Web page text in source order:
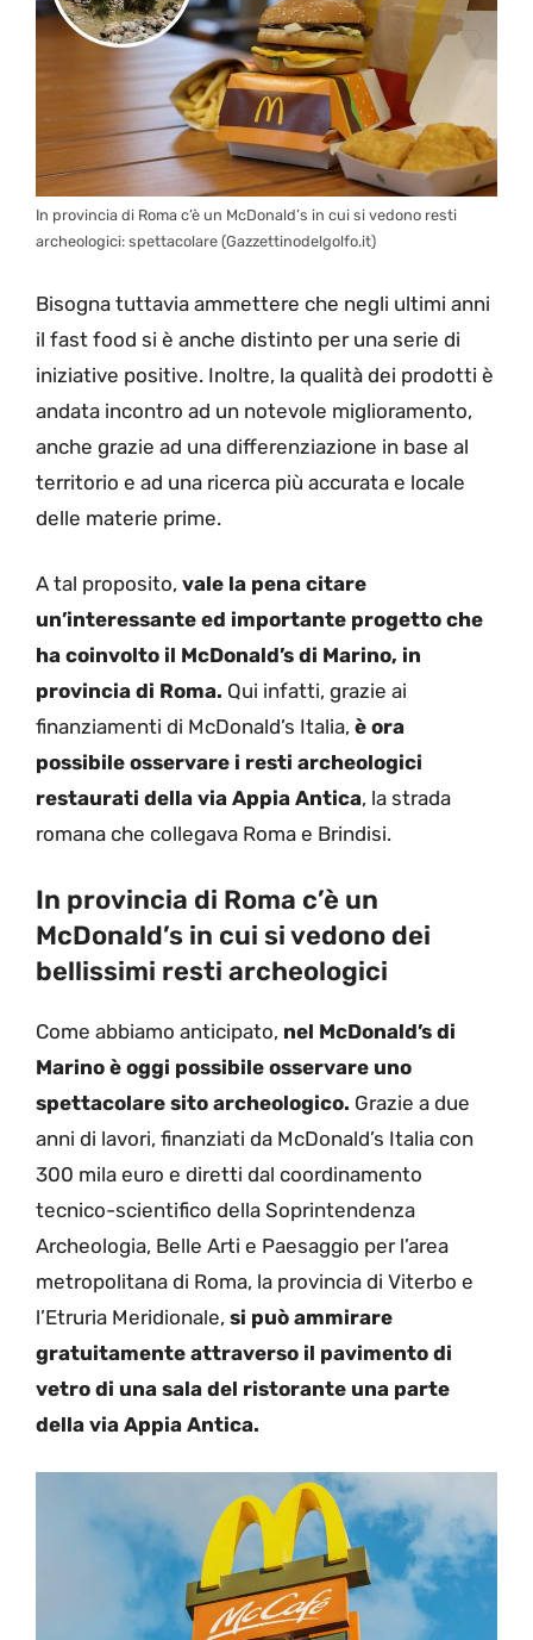
In provincia di Roma c’è un McDonald’s in cui si vedono resti
archeologici: spettacolare (Gazzettinodelgolfo.it)
Bisogna tuttavia ammettere che negli ultimi anni
il fast food si è anche distinto per una serie di
iniziative positive. Inoltre, la qualità dei prodotti è
andata incontro ad un notevole miglioramento,
anche grazie ad una differenziazione in base al
territorio e ad una ricerca più accurata e locale
delle materie prime.
A tal proposito, vale la pena citare
un’interessante ed importante progetto che
ha coinvolto il McDonald’s di Marino, in
provincia di Roma. Qui infatti, grazie ai
finanziamenti di McDonald’s Italia, è ora
possibile osservare i resti archeologici
restaurati della via Appia Antica, la strada
romana che collegava Roma e Brindisi.
In provincia di Roma c’è un
McDonald’s in cui si vedono dei
bellissimi resti archeologici
Come abbiamo anticipato, nel McDonald’s di
Marino è oggi possibile osservare uno
spettacolare sito archeologico. Grazie a due
anni di lavori, finanziati da McDonald’s Italia con
300 mila euro e diretti dal coordinamento
tecnico-scientifico della Soprintendenza
Archeologia, Belle Arti e Paesaggio per l’area
metropolitana di Roma, la provincia di Viterbo e
l’Etruria Meridionale, si può ammirare
gratuitamente attraverso il pavimento di
vetro di una sala del ristorante una parte
della via Appia Antica.